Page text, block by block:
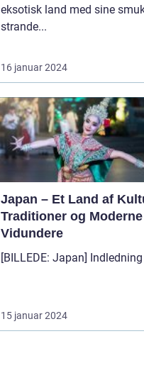
eksotisk land med sine
strande...
16 januar 2024
Japan – Et Land af
Traditioner og Moderne
Vidundere
15 januar 2024